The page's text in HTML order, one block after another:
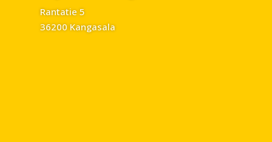
Rantatie 5
36200 Kangasala